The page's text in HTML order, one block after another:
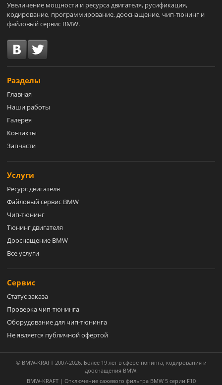
Увеличение мощности и ресурса двигателя, русификация,
кодирование, программирование, дооснащение, чип-тюнинг и
файловый сервис BMW.
Разделы
Главная
Наши работы
Галерея
Контакты
Запчасти
Услуги
Ресурс двигателя
Файловый сервис BMW
Чип-тюнинг
Тюнинг двигателя
Дооснащение BMW
Все услуги
Сервис
Статус заказа
Проверка чип-тюнинга
Оборудование для чип-тюнинга
Не является публичной офертой
© BMW-KRAFT 2007-2026. Более 19 лет в сфере тюнинга, кодирования и
дооснащения BMW.
BMW-KRAFT | Отключение сажевого фильтра BMW 5 серии F10